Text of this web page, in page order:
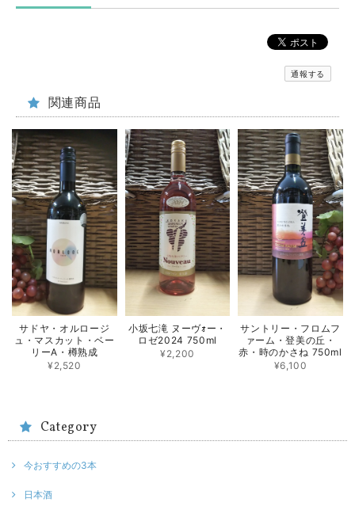
通報する
関連商品
サドヤ・オルロージ
ュ・マスカット・ベー
リーA・樽熟成
¥2,520
小坂七滝 ヌーヴｫー・
ロゼ2024 750ml
¥2,200
サントリー・フロムフ
ァーム・登美の丘・
赤・時のかさね 750ml
¥6,100
Category
今おすすめの3本
日本酒